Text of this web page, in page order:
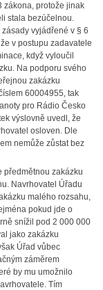
zákona, protože jinak
stala bezúčelnou.
vyjádřené v § 6
v postupu zadavatele
když vyloučil
Na podporu svého
zakázku
60004955, tak
pro Rádio Česko
výslovně uvedl, že
osloven. Dle
nemůže zůstat bez
předmětnou zakázku
Navrhovatel Úřadu
malého rozsahu,
pokud jde o
snížil pod 2 000 000
jako zakázku
Úřad vůbec
záměrem
by mu umožnilo
Tím